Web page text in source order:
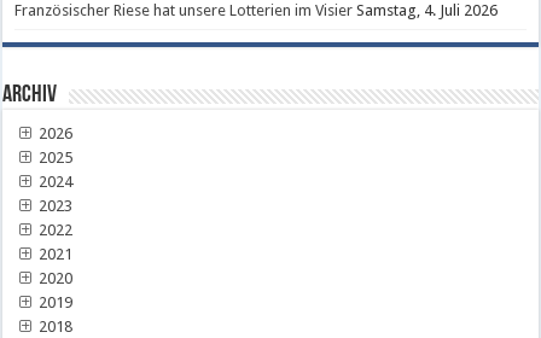
Französischer Riese hat unsere Lotterien im Visier Samstag, 4. Juli 2026
Archiv
2026
2025
2024
2023
2022
2021
2020
2019
2018